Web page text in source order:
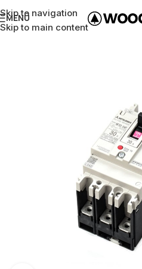
Skip to navigation
Skip to main content
MENÜ